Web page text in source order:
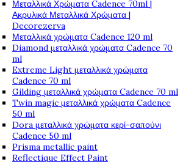
Μεταλλικά Χρώματα Cadence 70ml |
Ακρυλικά Μεταλλικά Χρώματα |
Decorezerva
Μεταλλικά χρώματα Cadence 120 ml
Diamond μεταλλικά χρώματα Cadence 70
ml
Extreme Light μεταλλικά χρώματα
Cadence 70 ml
Gilding μεταλλικά χρώματα Cadence 70 ml
Twin magic μεταλλικά χρώματα Cadence
50 ml
Dora μεταλλικά χρώματα κερί-σαπούνι
Cadence 50 ml
Prisma metallic paint
Reflectique Effect Paint